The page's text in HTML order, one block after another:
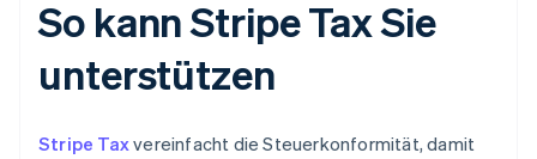
So kann Stripe Tax Sie
unterstützen
Stripe Taxvereinfacht die Steuerkonformität, damit